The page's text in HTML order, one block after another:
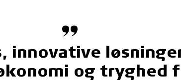
innovative
og tryghed